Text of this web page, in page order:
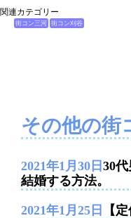
関連カテゴリー
街コン三河 街コン刈谷
その他の街
2021年1月30日 30
結婚する方法。
2021年1月25日 【